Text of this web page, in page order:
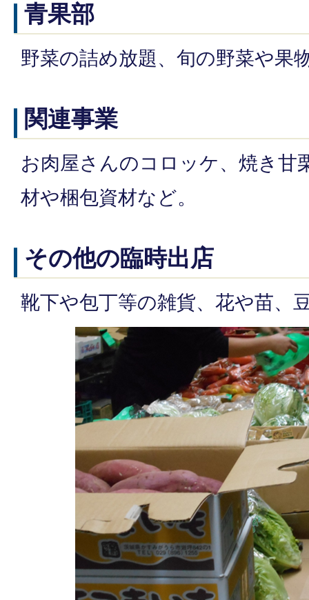
青果部
野菜の詰め放題、旬の野菜や果
関連事業
お肉屋さんのコロッケ、焼き甘
材や梱包資材など。
その他の臨時出店
靴下や包丁等の雑貨、花や苗、